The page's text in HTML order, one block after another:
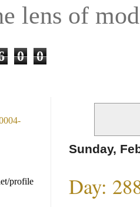
lens of
0 0
Sunday,
Day:
profile